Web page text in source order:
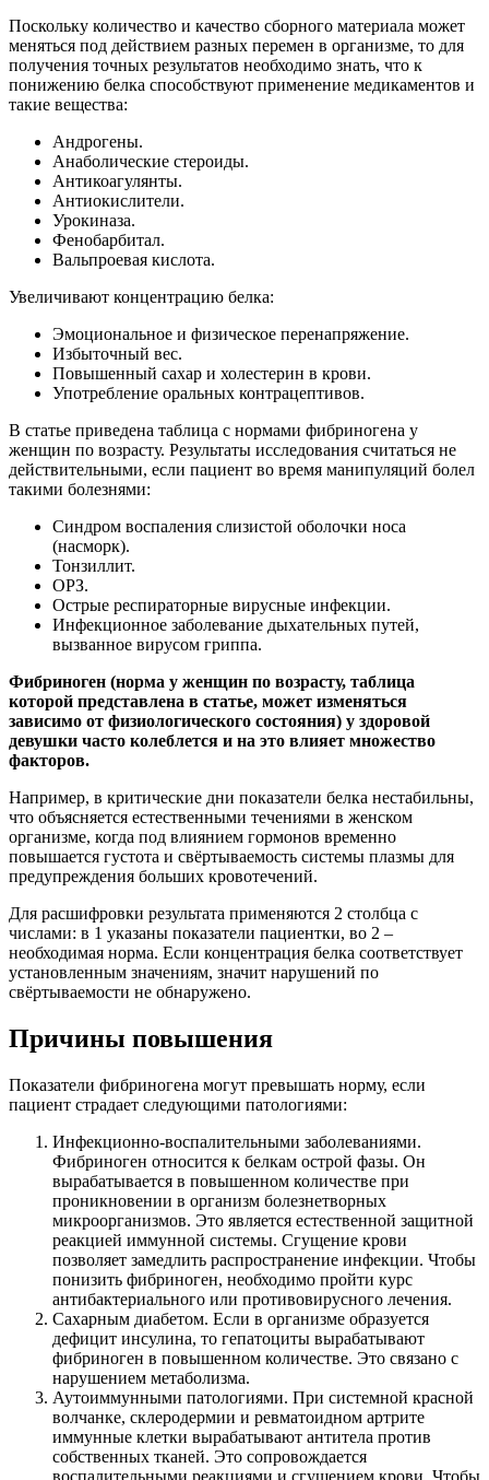
Поскольку количество и качество сборного материала может
меняться под действием разных перемен в организме, то для
получения точных результатов необходимо знать, что к
понижению белка способствуют применение медикаментов и
такие вещества:
Андрогены.
Анаболические стероиды.
Антикоагулянты.
Антиокислители.
Урокиназа.
Фенобарбитал.
Вальпроевая кислота.
Увеличивают концентрацию белка:
Эмоциональное и физическое перенапряжение.
Избыточный вес.
Повышенный сахар и холестерин в крови.
Употребление оральных контрацептивов.
В статье приведена таблица с нормами фибриногена у
женщин по возрасту. Результаты исследования считаться не
действительными, если пациент во время манипуляций болел
такими болезнями:
Синдром воспаления слизистой оболочки носа
(насморк).
Тонзиллит.
ОРЗ.
Острые респираторные вирусные инфекции.
Инфекционное заболевание дыхательных путей,
вызванное вирусом гриппа.
Фибриноген (норма у женщин по возрасту, таблица
которой представлена в статье, может изменяться
зависимо от физиологического состояния) у здоровой
девушки часто колеблется и на это влияет множество
факторов.
Например, в критические дни показатели белка нестабильны,
что объясняется естественными течениями в женском
организме, когда под влиянием гормонов временно
повышается густота и свёртываемость системы плазмы для
предупреждения больших кровотечений.
Для расшифровки результата применяются 2 столбца с
числами: в 1 указаны показатели пациентки, во 2 –
необходимая норма. Если концентрация белка соответствует
установленным значениям, значит нарушений по
свёртываемости не обнаружено.
Причины повышения
Показатели фибриногена могут превышать норму, если
пациент страдает следующими патологиями:
Инфекционно-воспалительными заболеваниями.
Фибриноген относится к белкам острой фазы. Он
вырабатывается в повышенном количестве при
проникновении в организм болезнетворных
микроорганизмов. Это является естественной защитной
реакцией иммунной системы. Сгущение крови
позволяет замедлить распространение инфекции. Чтобы
понизить фибриноген, необходимо пройти курс
антибактериального или противовирусного лечения.
Сахарным диабетом. Если в организме образуется
дефицит инсулина, то гепатоциты вырабатывают
фибриноген в повышенном количестве. Это связано с
нарушением метаболизма.
Аутоиммунными патологиями. При системной красной
волчанке, склеродермии и ревматоидном артрите
иммунные клетки вырабатывают антитела против
собственных тканей. Это сопровождается
воспалительными реакциями и сгущением крови. Чтобы